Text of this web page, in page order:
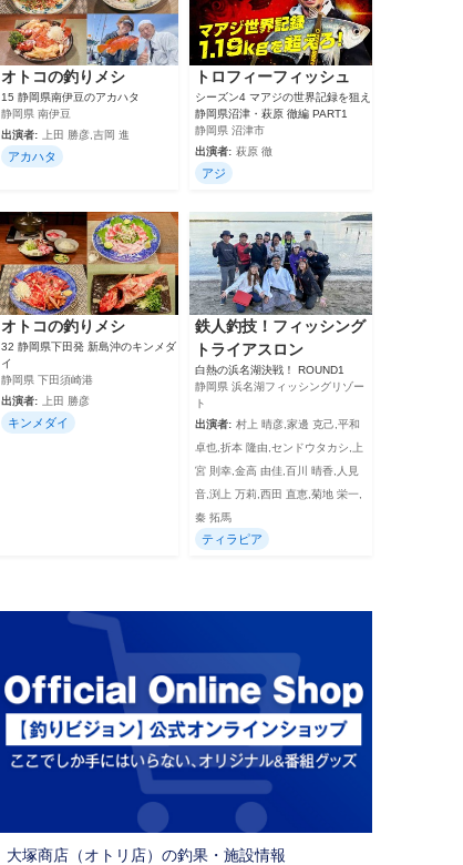
オトコの釣りメシ
15 静岡県南伊豆のアカハタ
静岡県 南伊豆
出演者:
上田 勝彦,吉岡 進
アカハタ
トロフィーフィッシュ
シーズン4 マアジの世界記録を狙え
静岡県沼津・萩原 徹編 PART1
静岡県 沼津市
出演者: 萩原 徹
アジ
オトコの釣りメシ
32 静岡県下田発 新島沖のキンメダ
イ
静岡県 下田須崎港
出演者:
上田 勝彦
キンメダイ
鉄人釣技！フィッシング
トライアスロン
白熱の浜名湖決戦！ ROUND1
静岡県 浜名湖フィッシングリゾー
ト
出演者: 村上 晴彦,家邊 克己,平和
卓也,折本 隆由,センドウタカシ,上
宮 則幸,金高 由佳,百川 晴香,人見
音,渕上 万莉,西田 直恵,菊地 栄一,
秦 拓馬
ティラピア
大塚商店（オトリ店）の釣果・施設情報